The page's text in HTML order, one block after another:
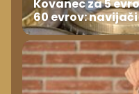
Kovanec za 5
60 evrov: